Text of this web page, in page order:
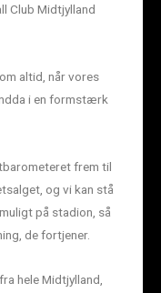
Club Midtjylland
altid, når vores
i en formstærk
frem til
og vi kan stå
på stadion, så
de fortjener.
hele Midtjylland,